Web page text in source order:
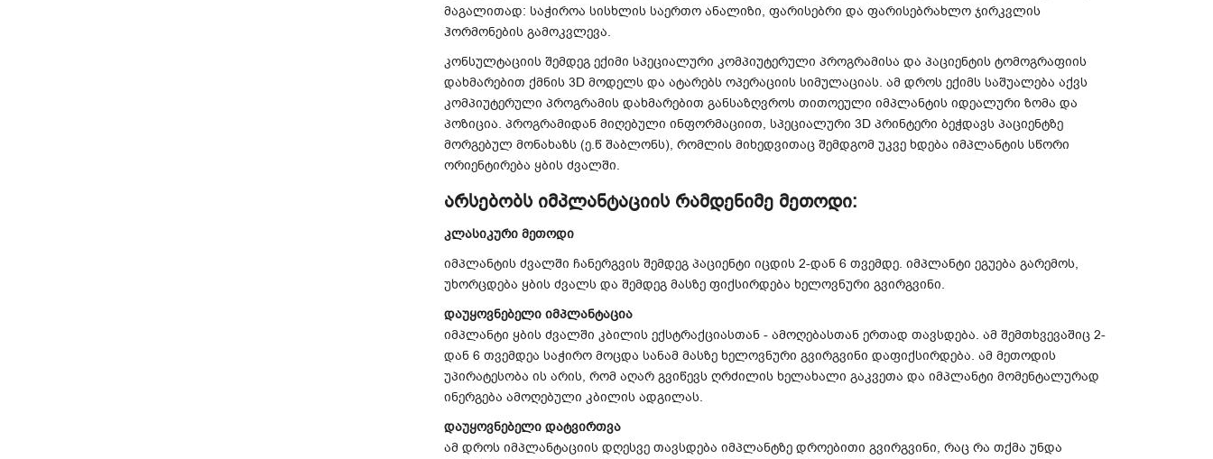
მაგალითად: საჭიროა სისხლის საერთო ანალიზი, ფარისებრი და ფარისებრახლო ჯირკვლის
ჰორმონების გამოკვლევა.
კონსულტაციის შემდეგ ექიმი სპეციალური კომპიუტერული პროგრამისა და პაციენტის ტომოგრაფიის
დახმარებით ქმნის 3D მოდელს და ატარებს ოპერაციის სიმულაციას. ამ დროს ექიმს საშუალება აქვს
კომპიუტერული პროგრამის დახმარებით განსაზღვროს თითოეული იმპლანტის იდეალური ზომა და
პოზიცია. პროგრამიდან მიღებული ინფორმაციით, სპეციალური 3D პრინტერი ბეჭდავს პაციენტზე
მორგებულ მონახაზს (ე.წ შაბლონს), რომლის მიხედვითაც შემდგომ უკვე ხდება იმპლანტის სწორი
ორიენტირება ყბის ძვალში.
არსებობს იმპლანტაციის რამდენიმე მეთოდი:
კლასიკური მეთოდი
იმპლანტის ძვალში ჩანერგვის შემდეგ პაციენტი იცდის 2-დან 6 თვემდე. იმპლანტი ეგუება გარემოს,
უხორცდება ყბის ძვალს და შემდეგ მასზე ფიქსირდება ხელოვნური გვირგვინი.
დაუყოვნებელი იმპლანტაცია
იმპლანტი ყბის ძვალში კბილის ექსტრაქციასთან - ამოღებასთან ერთად თავსდება. ამ შემთხვევაშიც 2-
დან 6 თვემდეა საჭირო მოცდა სანამ მასზე ხელოვნური გვირგვინი დაფიქსირდება. ამ მეთოდის
უპირატესობა ის არის, რომ აღარ გვიწევს ღრძილის ხელახალი გაკვეთა და იმპლანტი მომენტალურად
ინერგება ამოღებული კბილის ადგილას.
დაუყოვნებელი დატვირთვა
ამ დროს იმპლანტაციის დღესვე თავსდება იმპლანტზე დროებითი გვირგვინი, რაც რა თქმა უნდა